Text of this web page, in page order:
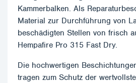
Kammerbalken. Als
Material zur Durchführung von
beschädigten Stellen von frisch
Hempafire Pro 315 Fast Dry.
Die hochwertigen
tragen zum Schutz der